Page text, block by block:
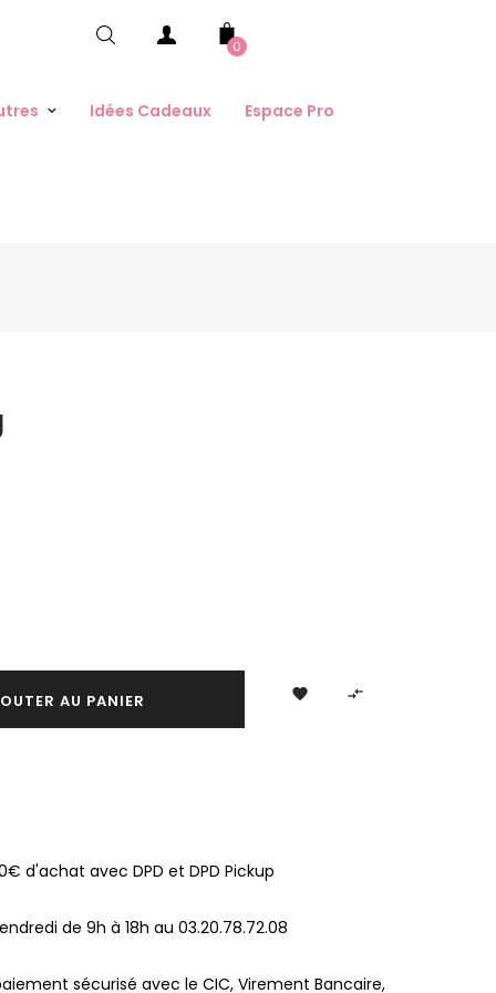
0
Idées Cadeaux Espace Pro
AU PANIER  
d'achat avec DPD et DPD Pickup
de 9h à 18h au 03.20.78.72.08
sécurisé avec le CIC, Virement Bancaire,